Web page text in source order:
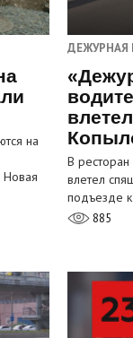
на
Новая
ДЕЖУРНАЯ
В ресторан
влетел
подъезде
885